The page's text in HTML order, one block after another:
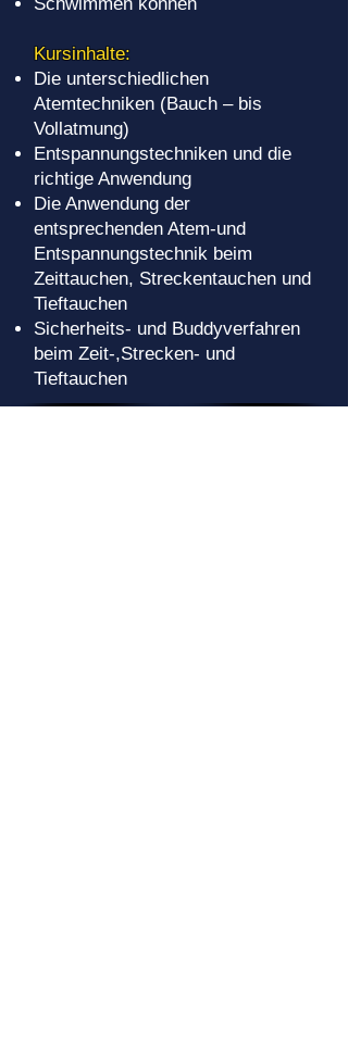
Kursinhalte:
Die unterschiedlichen
Atemtechniken (Bauch – bis
Vollatmung)
Entspannungstechniken und die
richtige Anwendung
Die Anwendung der
entsprechenden Atem-und
Entspannungstechnik beim
Zeittauchen, Streckentauchen und
Tieftauchen
Sicherheits- und Buddyverfahren
beim Zeit-,Strecken- und
Tieftauchen